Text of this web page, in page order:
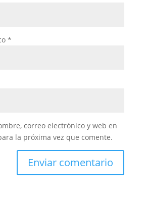
*
correo electrónico y web en
la próxima vez que comente.